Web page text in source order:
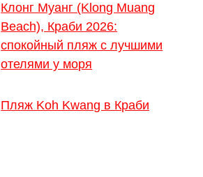
Клонг Муанг (Klong Muang
Beach), Краби 2026:
спокойный пляж с лучшими
отелями у моря
Пляж Koh Kwang в Краби